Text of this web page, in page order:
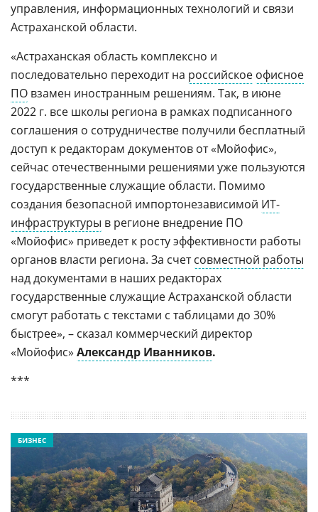
управления, информационных технологий и связи
Астраханской области.
«Астраханская область комплексно и
последовательно переходит на российское офисное
ПО взамен иностранным решениям. Так, в июне
2022 г. все школы региона в рамках подписанного
соглашения о сотрудничестве получили бесплатный
доступ к редакторам документов от «Мойофис»,
сейчас отечественными решениями уже пользуются
государственные служащие области. Помимо
создания безопасной импортонезависимой ИТ-
инфраструктуры в регионе внедрение ПО
«Мойофис» приведет к росту эффективности работы
органов власти региона. За счетсовместной работы
над документами в наших редакторах
государственные служащие Астраханской области
смогут работать с текстами с таблицами до 30%
быстрее», – сказал коммерческий директор
«Мойофис» Александр Иванников.
***
БИЗНЕС